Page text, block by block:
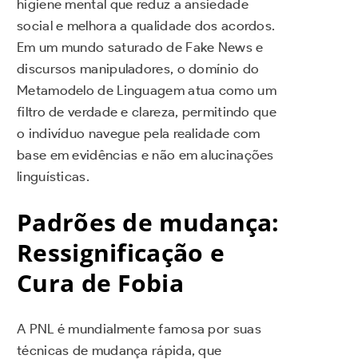
higiene mental que reduz a ansiedade
social e melhora a qualidade dos acordos.
Em um mundo saturado de Fake News e
discursos manipuladores, o domínio do
Metamodelo de Linguagem atua como um
filtro de verdade e clareza, permitindo que
o indivíduo navegue pela realidade com
base em evidências e não em alucinações
linguísticas.
Padrões de mudança:
Ressignificação e
Cura de Fobia
A PNL é mundialmente famosa por suas
técnicas de mudança rápida, que